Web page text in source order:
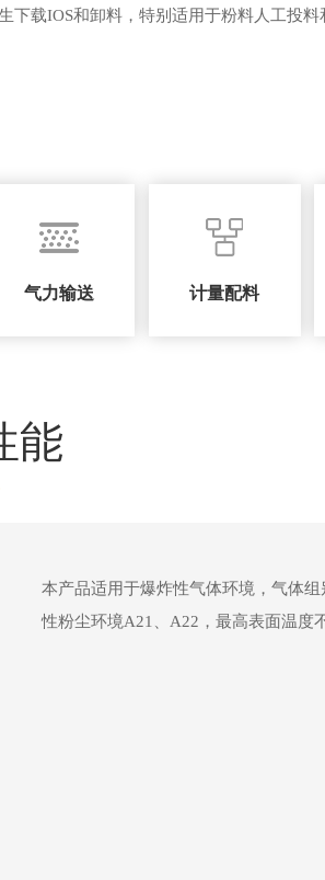
载IOS和卸料，特别适用于粉料人工投
气力输送 计量配料
能
本产品适用于爆炸性气体环境，气体
性粉尘环境A21、A22，最高表面温度